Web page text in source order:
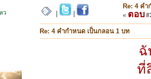
ว
Re: 4 ค
« ตอบ
Re: 4 คำกำหนด เป็นกลอน 1 บท
ฉั
ที่